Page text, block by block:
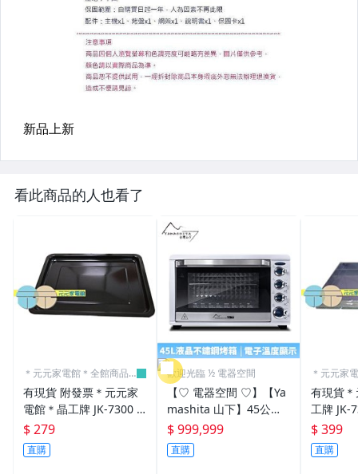
看此商品的人也看了
＊元元家電館＊全館商品
有現貨 附發票＊元元家
電館＊晶工牌 JK-7300 . J
K-630 專用淺烤盤 JK-30
L-02
$ 279
直購
歡迎光臨 ½ 電器空間
【♡ 電器空間 ♡】【Ya
mashita 山下】45公升
液晶不鏽鋼電烤箱(YS-14
50OV)
$ 999,999
直購
＊元元家
有現貨
工牌 JK-
JK-630
L-01
$ 399
直購